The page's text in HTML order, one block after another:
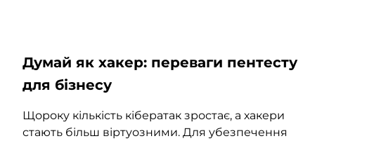
Думай як хакер: переваги пентесту
для бізнесу
Щороку кількість кібератак зростає, а хакери
стають більш віртуозними. Для убезпечення